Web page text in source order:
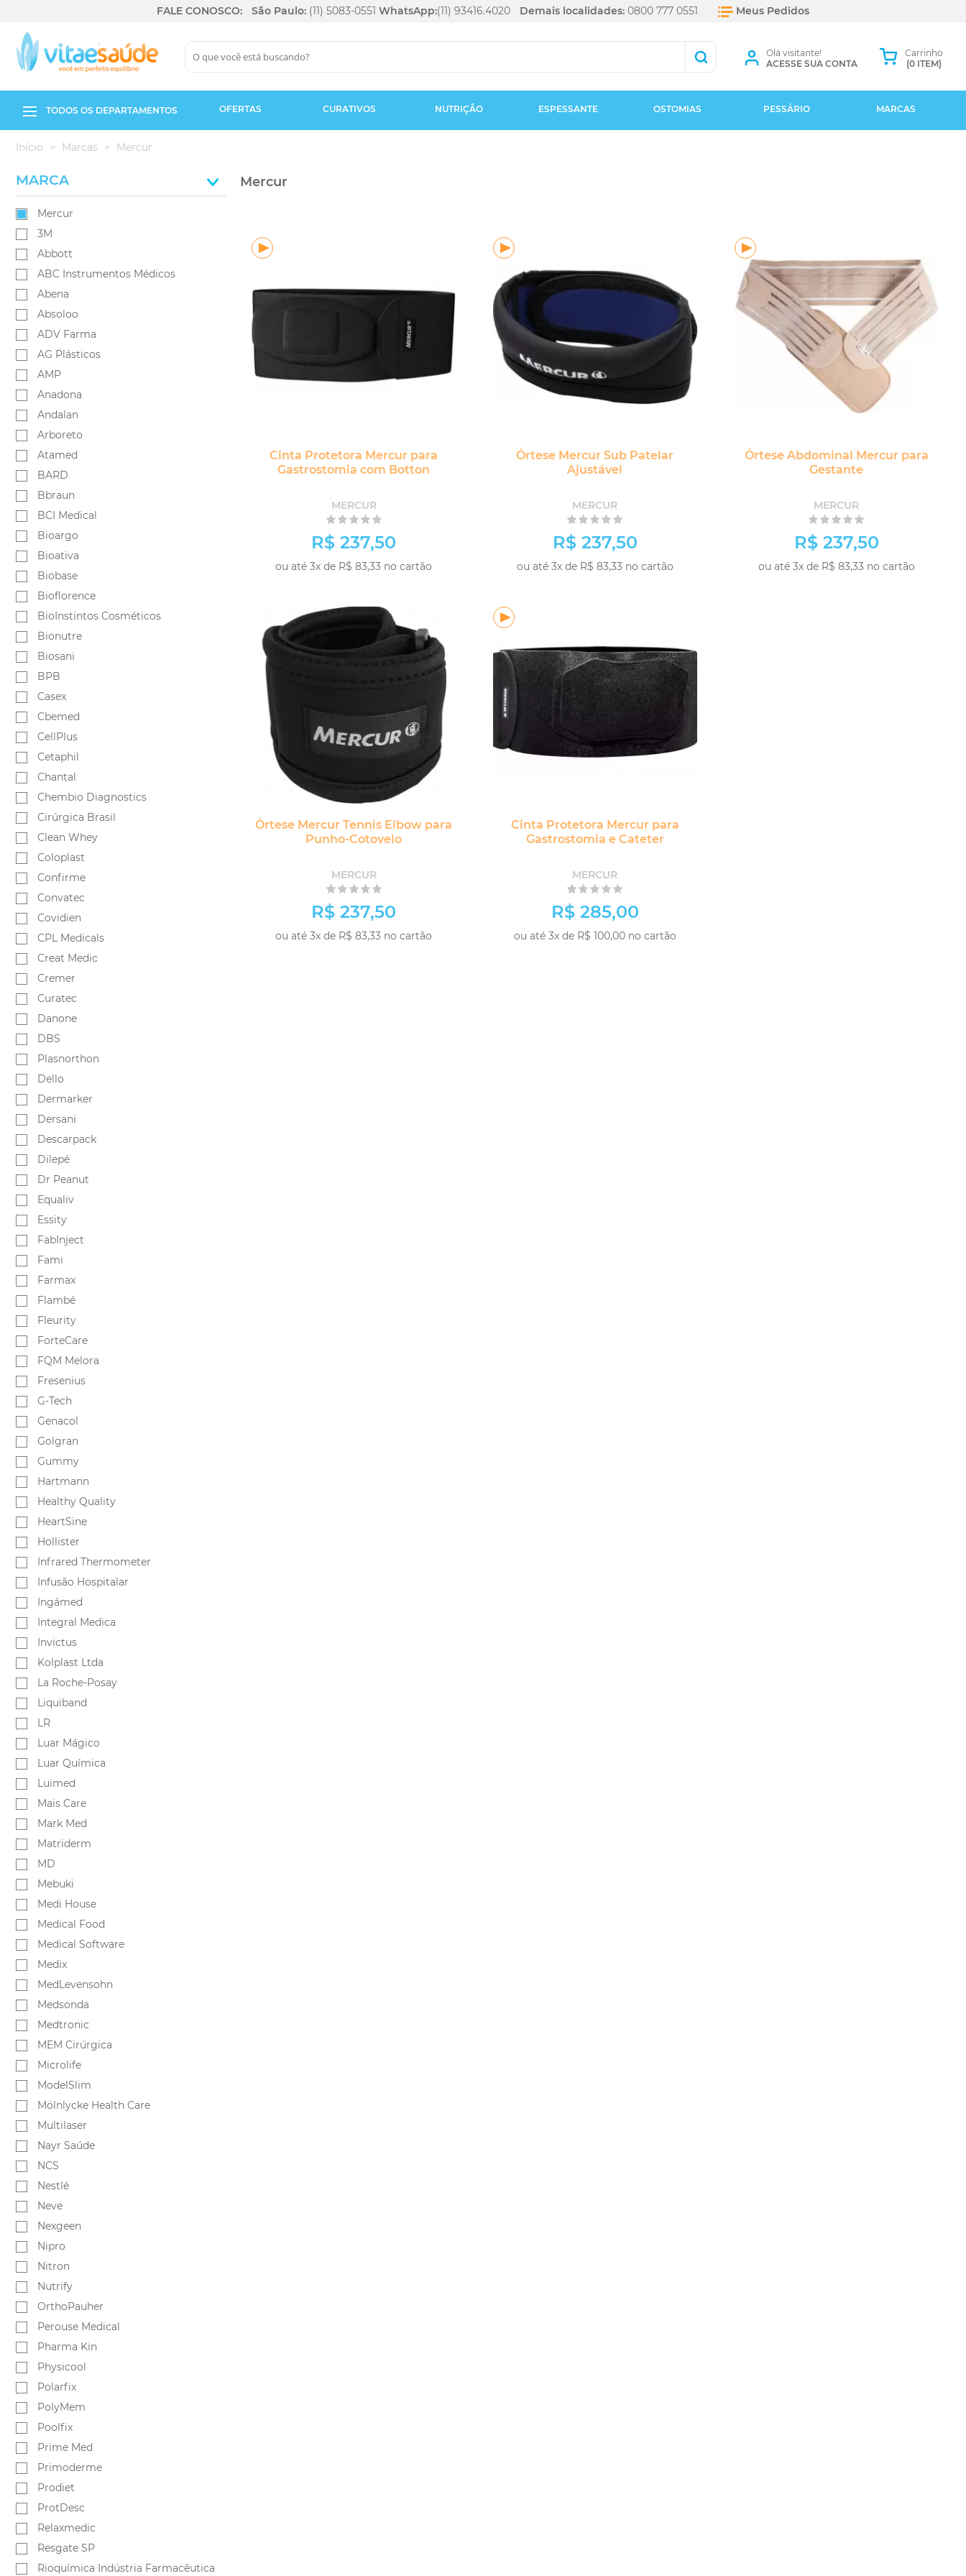
FALE CONOSCO: São Paulo: (11) 5083-0551 WhatsApp:(11) 93416.4020 Demais localidades: 0800 777 0551 Meus Pedidos
Olá visitante!
ACESSE SUA CONTA
Carrinho
(0 ITEM)
TODOS OS DEPARTAMENTOS OFERTAS CURATIVOS NUTRIÇÃO ESPESSANTE OSTOMIAS PESSÁRIO MARCAS
+ Marcas
Início Marcas Mercur
MARCA
Mercur
3M
Abbott
ABC Instrumentos Médicos
Abena
Absoloo
ADV Farma
AG Plásticos
AMP
Anadona
Andalan
Arboreto
Atamed
BARD
Bbraun
BCI Medical
Bioargo
Bioativa
Biobase
Bioflorence
BioInstintos Cosméticos
Bionutre
Biosani
BPB
Casex
Cbemed
CellPlus
Cetaphil
Chantal
Chembio Diagnostics
Cirúrgica Brasil
Clean Whey
Coloplast
Confirme
Convatec
Covidien
CPL Medicals
Creat Medic
Cremer
Curatec
Danone
DBS
Plasnorthon
Dello
Dermarker
Dersani
Descarpack
Dilepé
Dr Peanut
Equaliv
Essity
FabInject
Fami
Farmax
Flambé
Fleurity
ForteCare
FQM Melora
Fresenius
G-Tech
Genacol
Golgran
Gummy
Hartmann
Healthy Quality
HeartSine
Hollister
Infrared Thermometer
Infusão Hospitalar
Ingámed
Integral Medica
Invictus
Kolplast Ltda
La Roche-Posay
Liquiband
LR
Luar Mágico
Luar Química
Luimed
Mais Care
Mark Med
Matriderm
MD
Mebuki
Medi House
Medical Food
Medical Software
Medix
MedLevensohn
Medsonda
Medtronic
MEM Cirúrgica
Microlife
ModelSlim
Mölnlycke Health Care
Multilaser
Nayr Saúde
NCS
Nestlé
Neve
Nexgeen
Nipro
Nitron
Nutrify
OrthoPauher
Perouse Medical
Pharma Kin
Physicool
Polarfix
PolyMem
Poolfix
Prime Med
Primoderme
Prodiet
ProtDesc
Relaxmedic
Resgate SP
Rioquímica Indústria Farmacêutica
Mercur
Cinta Protetora Mercur para
Gastrostomia com Botton
MERCUR
R$ 237,50
ou até 3x de R$ 83,33 no cartão
Órtese Mercur Sub Patelar
Ajustável
MERCUR
R$ 237,50
ou até 3x de R$ 83,33 no cartão
Órtese Abdominal Mercur para
Gestante
MERCUR
R$ 237,50
ou até 3x de R$ 83,33 no cartão
Órtese Mercur Tennis Elbow para
Punho-Cotovelo
MERCUR
R$ 237,50
ou até 3x de R$ 83,33 no cartão
Cinta Protetora Mercur para
Gastrostomia e Cateter
MERCUR
R$ 285,00
ou até 3x de R$ 100,00 no cartão